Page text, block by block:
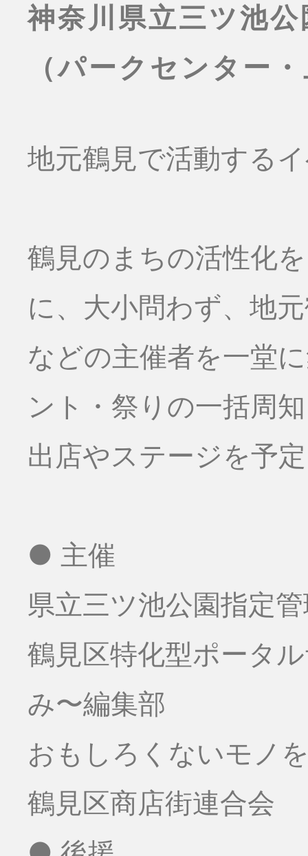
神奈川県立三ツ池公
（パークセンター
地元鶴見で活動する
鶴見のまちの活性化
に、大小問わず、地
などの主催者を一堂
ント・祭りの一括周
出店やステージを予
● 主催
県立三ツ池公園指定
鶴見区特化型ポータ
み〜編集部
おもしろくないモノ
鶴見区商店街連合会